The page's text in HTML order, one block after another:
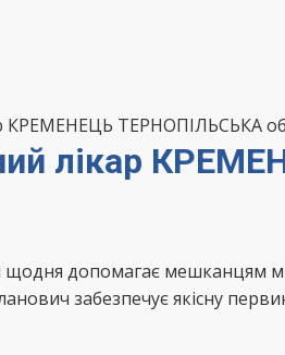
КРЕМЕНЕЦЬ ТЕРНОПІЛЬСЬКА
лікар
щодня допомагає
забезпечує якісну